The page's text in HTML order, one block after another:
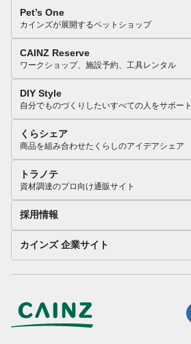
Pet’s One
カインズが展開するペットショップ
CAINZ Reserve
ワークショップ、施設予約、工具レンタル
DIY Style
自分でものづくりしたいすべての人をサポート
くらシェア
商品を組み合わせたくらしのアイデアシェア
トラノテ
資材調達のプロ向け通販サイト
採用情報
カインズ 企業サイト